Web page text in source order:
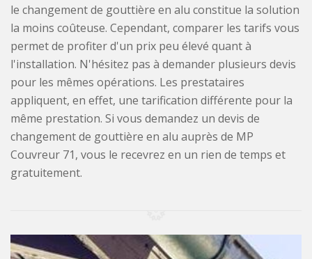
le changement de gouttière en alu constitue la solution
la moins coûteuse. Cependant, comparer les tarifs vous
permet de profiter d'un prix peu élevé quant à
l'installation. N'hésitez pas à demander plusieurs devis
pour les mêmes opérations. Les prestataires
appliquent, en effet, une tarification différente pour la
même prestation. Si vous demandez un devis de
changement de gouttière en alu auprès de MP
Couvreur 71, vous le recevrez en un rien de temps et
gratuitement.